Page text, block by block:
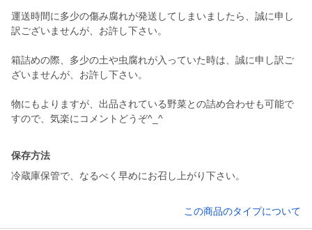
運送時間に多少の傷み腐れが発送してしまいましたら、誠に申し
訳ございませんが、お許し下さい。
箱詰めの際、多少の土や虫腐れが入っていた時は、誠に申し訳ご
ざいませんが、お許し下さい。
物にもよりますが、出品されている野菜との詰め合わせも可能で
すので、気楽にコメントどうぞ^_^
保存方法
冷蔵庫保管で、なるべく早めにお召し上がり下さい。
この商品のタイプについて